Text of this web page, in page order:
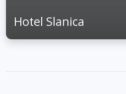
Hotel Slanica